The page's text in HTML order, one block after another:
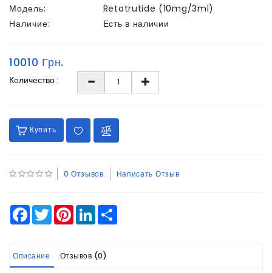
Модель:
Retatrutide (10mg/3ml)
Наличие:
Есть в наличии
10010 Грн.
Количество :
Купить
0 Отзывов Написать Отзыв
Facebook
TwitterPinterestLinkedIn
Описание Отзывов (0)